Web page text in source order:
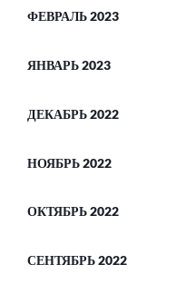
ФЕВРАЛЬ 2023
ЯНВАРЬ 2023
ДЕКАБРЬ 2022
НОЯБРЬ 2022
ОКТЯБРЬ 2022
СЕНТЯБРЬ 2022